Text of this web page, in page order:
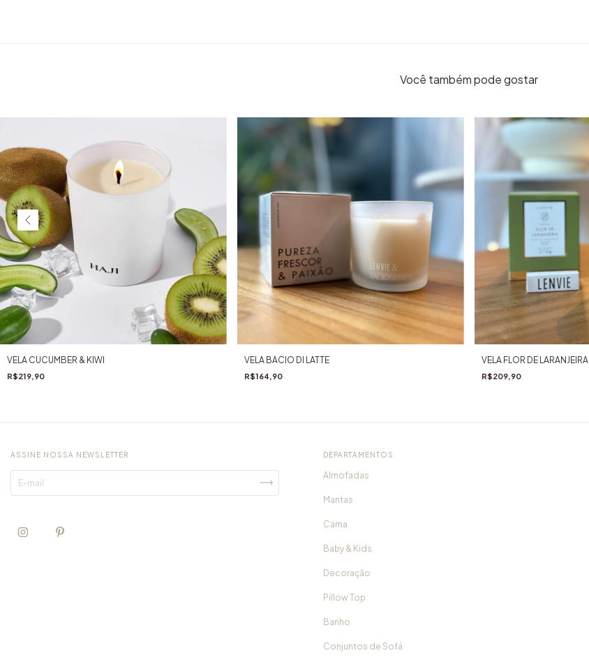
Você também pode gostar
VELA CUCUMBER & KIWI
R$219,90
VELA BACIO DI LATTE
R$164,90
VELA FLOR DE LARANJEIRA
R$209,90
ASSINE NOSSA NEWSLETTER DEPARTAMENTOS
Almofadas
Mantas
Cama
Baby & Kids
Decoração
Pillow Top
Banho
Conjuntos de Sofá